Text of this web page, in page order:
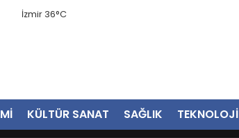
İzmir 36°C
KÜLTÜR SANAT SAĞLIK TEKNOLOJİ